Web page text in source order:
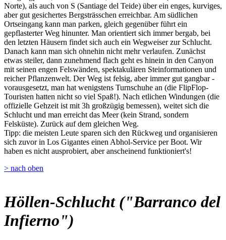
Norte), als auch von S (Santiage del Teide) über ein enges, kurviges,
aber gut gesichertes Bergsträsschen erreichbar. Am südlichen
Ortseingang kann man parken, gleich gegenüber führt ein
gepflasterter Weg hinunter. Man orientiert sich immer bergab, bei
den letzten Häusern findet sich auch ein Wegweiser zur Schlucht.
Danach kann man sich ohnehin nicht mehr verlaufen. Zunächst
etwas steiler, dann zunehmend flach geht es hinein in den Canyon
mit seinen engen Felswänden, spektakulären Steinformationen und
reicher Pflanzenwelt. Der Weg ist felsig, aber immer gut gangbar -
vorausgesetzt, man hat wenigstens Turnschuhe an (die FlipFlop-
Touristen hatten nicht so viel Spaß!). Nach etlichen Windungen (die
offizielle Gehzeit ist mit 3h großzügig bemessen), weitet sich die
Schlucht und man erreicht das Meer (kein Strand, sondern
Felsküste). Zurück auf dem gleichen Weg.
Tipp: die meisten Leute sparen sich den Rückweg und organisieren
sich zuvor in Los Gigantes einen Abhol-Service per Boot. Wir
haben es nicht ausprobiert, aber anscheinend funktioniert's!
> nach oben
Höllen-Schlucht ("Barranco del
Infierno")